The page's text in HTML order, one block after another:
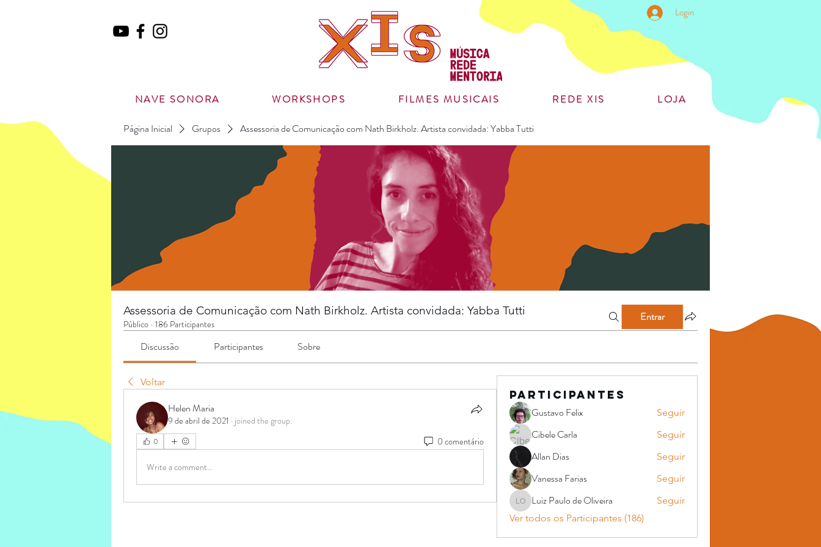
Login
NAVE SONORA WORKSHOPS FILMES MUSICAIS REDE XIS LOJA
Página Inicial Grupos Assessoria de Comunicação com Nath Birkholz. Artista convidada: Yabba Tutti
Assessoria de Comunicação com Nath Birkholz. Artista convidada: Yabba Tutti
Público · 186 Participantes
Entrar
Discussão Participantes Sobre
Voltar
Helen Maria
9 de abril de 2021 · joined the group.
0 0 comentário
Write a comment...
Participantes
Gustavo Felix
Seguir
Cibele Carla Seguir
Allan Dias Seguir
Vanessa Farias Seguir
Luiz Paulo de Oliveira
Luiz Paulo de Oliveira
Seguir
Ver todos os Participantes (186)